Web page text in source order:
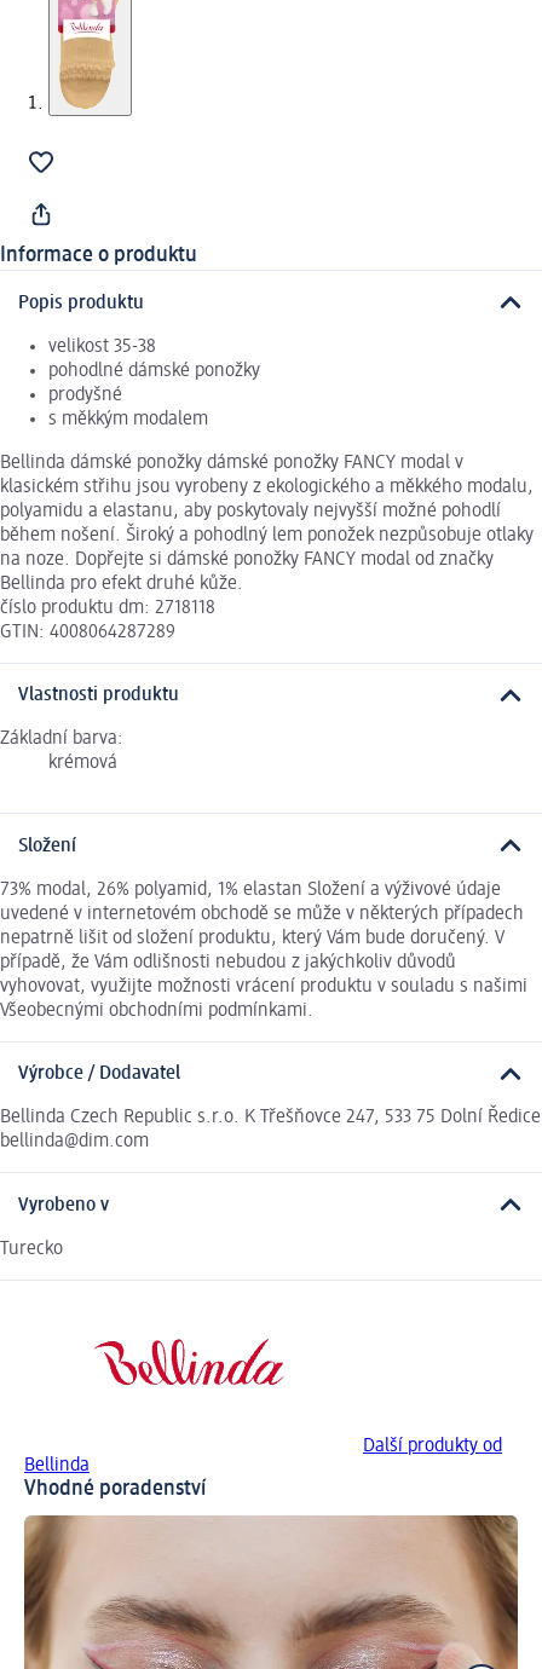
Informace o produktu
Popis produktu
velikost 35-38
pohodlné dámské ponožky
prodyšné
s měkkým modalem
Bellinda dámské ponožky dámské ponožky FANCY modal v
klasickém střihu jsou vyrobeny z ekologického a měkkého modalu,
polyamidu a elastanu, aby poskytovaly nejvyšší možné pohodlí
během nošení. Široký a pohodlný lem ponožek nezpůsobuje otlaky
na noze. Dopřejte si dámské ponožky FANCY modal od značky
Bellinda pro efekt druhé kůže.
číslo produktu dm: 2718118
GTIN: 4008064287289
Vlastnosti produktu
Základní barva:
krémová
Složení
73% modal, 26% polyamid, 1% elastan Složení a výživové údaje
uvedené v internetovém obchodě se může v některých případech
nepatrně lišit od složení produktu, který Vám bude doručený. V
případě, že Vám odlišnosti nebudou z jakýchkoliv důvodů
vyhovovat, využijte možnosti vrácení produktu v souladu s našimi
Všeobecnými obchodními podmínkami.
Výrobce / Dodavatel
Bellinda Czech Republic s.r.o. K Třešňovce 247, 533 75 Dolní Ředice
bellinda@dim.com
Vyrobeno v
Turecko
Další produkty od
Bellinda
Vhodné poradenství